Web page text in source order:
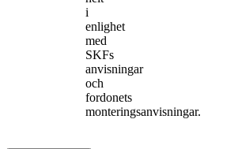
i
enlighet
med
SKFs
anvisningar
och
fordonets
monteringsanvisningar.